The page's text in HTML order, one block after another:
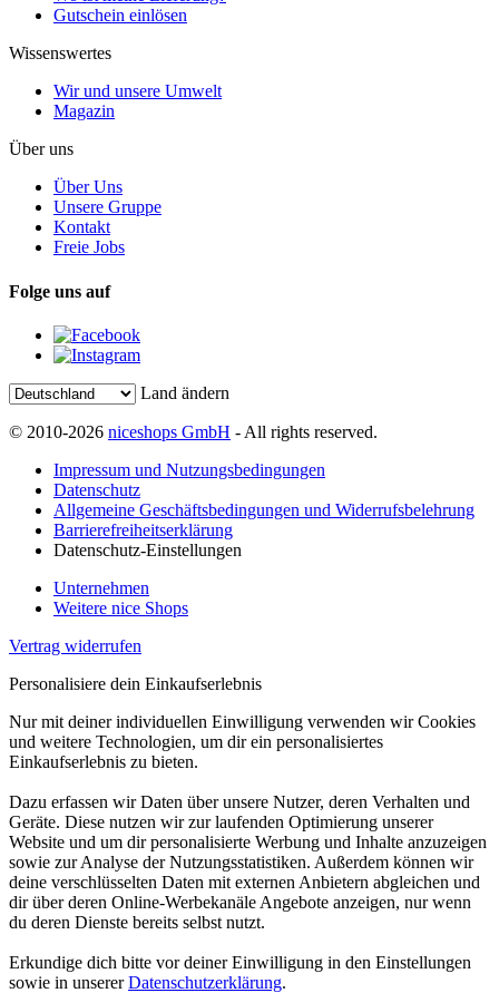
Gutschein einlösen
Wissenswertes
Wir und unsere Umwelt
Magazin
Über uns
Über Uns
Unsere Gruppe
Kontakt
Freie Jobs
Folge uns auf
Land ändern
© 2010-2026 niceshops GmbH - All rights reserved.
Impressum und Nutzungsbedingungen
Datenschutz
Allgemeine Geschäftsbedingungen und Widerrufsbelehrung
Barrierefreiheitserklärung
Datenschutz-Einstellungen
Unternehmen
Weitere nice Shops
Vertrag widerrufen
Personalisiere dein Einkaufserlebnis
Nur mit deiner individuellen Einwilligung verwenden wir Cookies
und weitere Technologien, um dir ein personalisiertes
Einkaufserlebnis zu bieten.
Dazu erfassen wir Daten über unsere Nutzer, deren Verhalten und
Geräte. Diese nutzen wir zur laufenden Optimierung unserer
Website und um dir personalisierte Werbung und Inhalte anzuzeigen
sowie zur Analyse der Nutzungsstatistiken. Außerdem können wir
deine verschlüsselten Daten mit externen Anbietern abgleichen und
dir über deren Online-Werbekanäle Angebote anzeigen, nur wenn
du deren Dienste bereits selbst nutzt.
Erkundige dich bitte vor deiner Einwilligung in den Einstellungen
sowie in unsererDatenschutzerklärung.